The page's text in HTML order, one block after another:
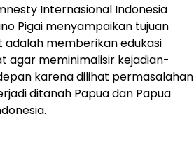
Internasional Indonesia
Pigai menyampaikan tujuan
memberikan edukasi
agar meminimalisir kejadian-
karena dilihat permasalahan
ditanah Papua dan Papua